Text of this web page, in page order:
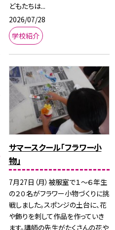
どもたちは...
2026/07/28
学校紹介
サマースクール「フラワー小
物」
7月27日（月）被服室で１～６年生
の２０名がフラワー小物づくりに挑
戦しました。スポンジの土台に、花
や飾りを刺して作品を作っていき
ます。講師の先生がたくさんの花や